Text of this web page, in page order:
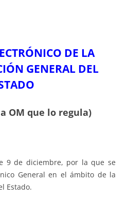
DE LA
GENERAL DEL
OM que lo regula)
9 de diciembre, por la que se
General en el ámbito de la
Estado.